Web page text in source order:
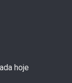
hoje